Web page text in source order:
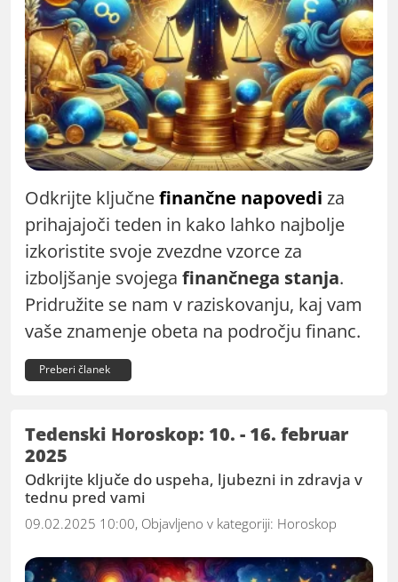
Odkrijte ključnefinančne napovedi za
prihajajoči teden in kako lahko najbolje
izkoristite svoje zvezdne vzorce za
izboljšanje svojega finančnega stanja.
Pridružite se nam v raziskovanju, kaj vam
vaše znamenje obeta na področju financ.
Preberi članek
Tedenski Horoskop: 10. - 16. februar
2025
Odkrijte ključe do uspeha, ljubezni in zdravja v
tednu pred vami
09.02.2025 10:00, Objavljeno v kategoriji: Horoskop